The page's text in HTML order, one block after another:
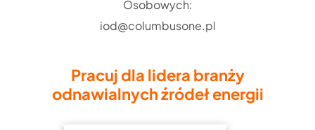
Osobowych:
iod@columbusone.pl
Pracuj dla lidera branży
odnawialnych źródeł energii